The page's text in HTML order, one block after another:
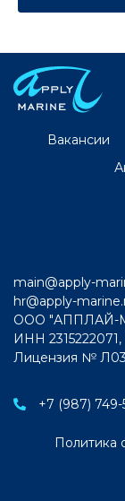
Вакансии
main@apply-
hr@apply-
ООО "АППЛАЙ-
ИНН
Лицензия №
+7 (987) 749-
Политика